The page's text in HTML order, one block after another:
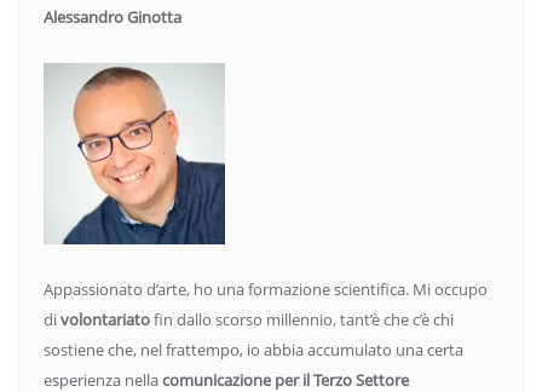
Alessandro Ginotta
Appassionato d’arte, ho una formazione scientifica. Mi occupo
divolontariatofin dallo scorso millennio, tant’è che c’è chi
sostiene che, nel frattempo, io abbia accumulato una certa
esperienza nellacomunicazione per il Terzo Settore